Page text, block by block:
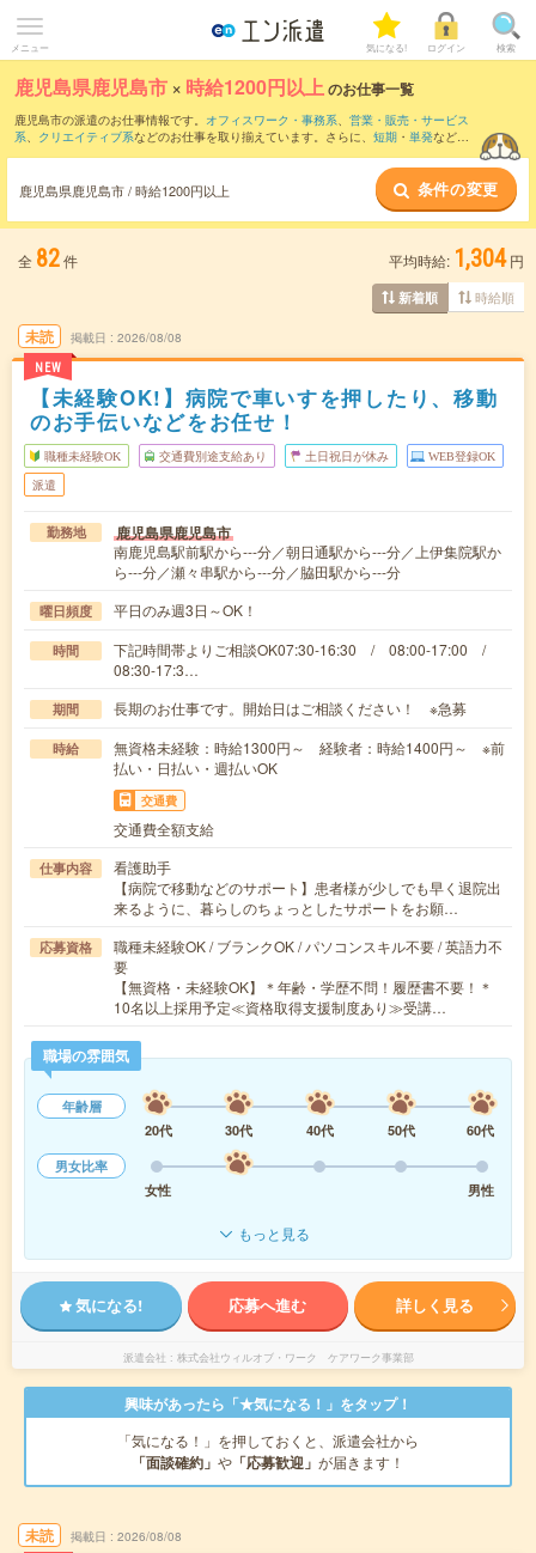
メニュー 気になる! ログイン 検索
鹿児島県鹿児島市 × 時給1200円以上のお仕事一覧
鹿児島市の派遣のお仕事情報です。 オフィスワーク・事務系、 営業・販売・サービス
系、 クリエイティブ系などのお仕事を取り揃えています。さらに、 短期 ・ 単発などの
鹿児島県鹿児島市 / 時給1200円以上 条件の変更
全 82件 平均時給: 1,304 円
新着順 時給順
未読
NEW
掲載日 2026/08/08
【未経験OK!】病院で車いすを押したり、移動
のお手伝いなどをお任せ！
職種未経験OK 交通費別途支給あり 土日祝日が休み WEB登録OK
派遣
勤務地 鹿児島県鹿児島市
南鹿児島駅前駅から---分／朝日通駅から---分／上伊集院駅か
ら---分／瀬々串駅から---分／脇田駅から---分
曜日頻度 平日のみ週3日～OK！
時間
下記時間帯よりご相談OK07:30-16:30 / 08:00-17:00 /
08:30-17:3…
期間 長期のお仕事です。開始日はご相談ください！ ※急募
時給
無資格未経験：時給1300円～ 経験者：時給1400円～ ※前
払い・日払い・週払いOK
交通費
交通費全額支給
仕事内容
看護助手
【病院で移動などのサポート】患者様が少しでも早く退院出
来るように、暮らしのちょっとしたサポートをお願…
応募資格
職種未経験OK / ブランクOK / パソコンスキル不要 / 英語力不
要
【無資格・未経験OK】＊年齢・学歴不問！履歴書不要！＊
10名以上採用予定≪資格取得支援制度あり≫受講…
職場の雰囲気
年齢層
20代
30代 40代 50代
60代
男女比率
女性
男性
もっと見る
気になる! 応募へ進む 詳しく見る
派遣会社 株式会社ウィルオブ・ワーク ケアワーク事業部
興味があったら「★気になる！」をタップ！
「気になる！」を押しておくと、派遣会社から
「面談確約」 や 「応募歓迎」 が届きます！
未読 掲載日 2026/08/08